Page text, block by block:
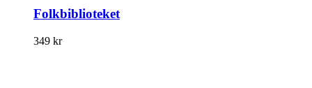
Folkbiblioteket
349 kr